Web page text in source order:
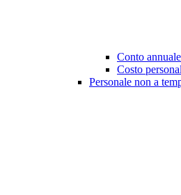
Conto
Costo
Personale non a